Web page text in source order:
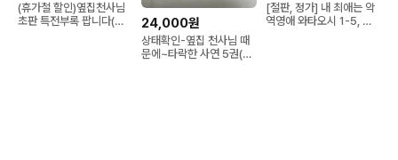
(휴가철 할인)옆집천사님
초판 특전부록 팝니다(추
24,000원
상태확인-옆집 천사님 때
문에~타락한 사연 5권(코
[절판, 정가] 내 최애는 악
역영애 와타오시 1-5, 외